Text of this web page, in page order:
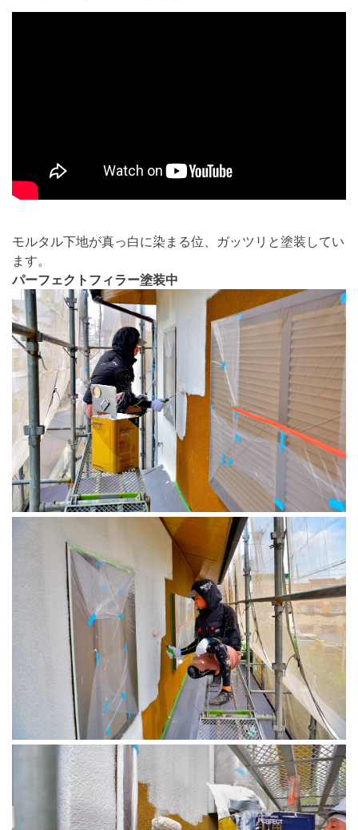
モルタル下地が真っ白に染まる位、ガッツリと塗装してい
ます。
パーフェクトフィラー塗装中